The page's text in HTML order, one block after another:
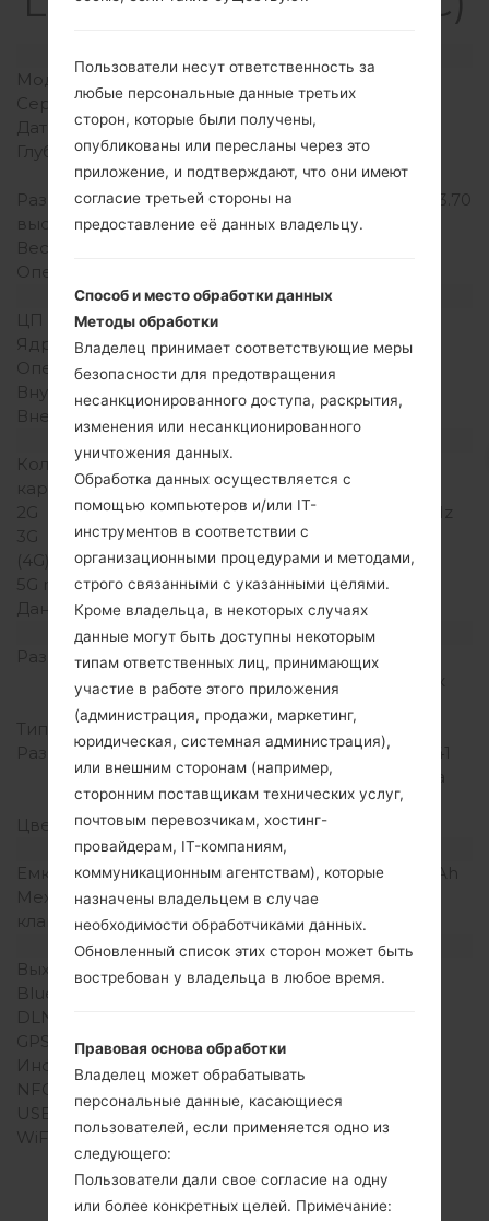
Модель
LGKF240C
Серия
LG Others
Дата выпуска
2009
Глубина
16 миллиметров (0.63
дюйма)
Размеры (ширина /
высота)
94 x 47 миллиметров (3.70
x 1.85 дюйма)
Вес
Операционная система
Аппаратное обеспечение
ЦП (процессор)
Ядра процессора
-
Оперативная память
-
Внутренняя память
20MB
Внешняя память
Сеть и данные
Количество мест для сим
карты
2G
GSM 900/1800/1900 MHz
3G
-
(4G) LTE
-
5G network
-
Данные
GPRS
Дисплей
Размер экрана
2.0 дюйма (~28.5%
соотношение экрана к
телу)
Тип экрана
TFT
Разрешение экрана
176 x 220 пикселей (~141
плотность пикселей на
дюйм)
Цвета экрана
256K цветов
Аккумулятор и клавиатура
Емкость аккумулятора
Съемный Li-Ion 800 mAh
Механическая
клавиатура
Есть
Интерфейсы
Выход для аудио
-
Bluetooth
USB 2.0, A2DP
DLNA
GPS
-
Инфракрасный порт
Нет
NFC
USB
USB 2.0
WiFi
-
Пользователи несут ответственность за
любые персональные данные третьих
сторон, которые были получены,
опубликованы или пересланы через это
приложение, и подтверждают, что они имеют
согласие третьей стороны на
предоставление её данных владельцу.
Способ и место обработки данных
Методы обработки
Владелец принимает соответствующие меры
безопасности для предотвращения
несанкционированного доступа, раскрытия,
изменения или несанкционированного
уничтожения данных.
Обработка данных осуществляется с
помощью компьютеров и/или IT-
инструментов в соответствии с
организационными процедурами и методами,
строго связанными с указанными целями.
Кроме владельца, в некоторых случаях
данные могут быть доступны некоторым
типам ответственных лиц, принимающих
участие в работе этого приложения
(администрация, продажи, маркетинг,
юридическая, системная администрация),
или внешним сторонам (например,
сторонним поставщикам технических услуг,
почтовым перевозчикам, хостинг-
провайдерам, IT-компаниям,
коммуникационным агентствам), которые
назначены владельцем в случае
необходимости обработчиками данных.
Обновленный список этих сторон может быть
востребован у владельца в любое время.
Правовая основа обработки
Владелец может обрабатывать
персональные данные, касающиеся
пользователей, если применяется одно из
следующего:
Пользователи дали свое согласие на одну
или более конкретных целей. Примечание: